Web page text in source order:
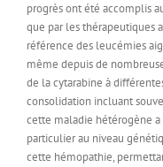
progrès ont été accomplis
que par les thérapeutiques
référence des leucémies
même depuis de
de la cytarabine à
consolidation incluant
cette maladie hétérogène
particulier au niveau
cette hémopathie,